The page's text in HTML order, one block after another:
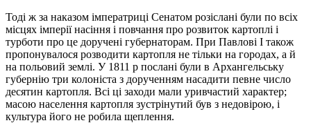
Тоді ж за наказом імператриці Сенатом розіслані були по всіх
місцях імперії насіння і повчання про розвиток картоплі і
турботи про це доручені губернаторам. При Павлові I також
пропонувалося розводити картопля не тільки на городах, а й
на польовий землі. У 1811 р послані були в Архангельську
губернію три колоніста з дорученням насадити певне число
десятин картопля. Всі ці заходи мали уривчастий характер;
масою населення картопля зустрінутий був з недовірою, і
культура його не робила щеплення.